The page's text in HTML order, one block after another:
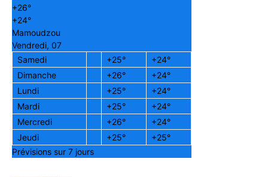
+26°
+24°
Mamoudzou
Vendredi, 07
Samedi
+25° +24°
Dimanche
+26° +24°
Lundi
+25° +24°
Mardi
+25° +24°
Mercredi
+26° +24°
Jeudi
+25° +25°
Prévisions sur 7 jours